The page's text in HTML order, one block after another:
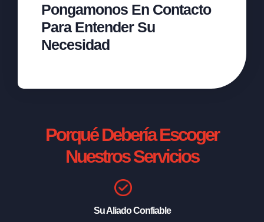
Pongamonos En Contacto
Para Entender Su
Necesidad
Porqué Debería Escoger
Nuestros Servicios
Su Aliado Confiable